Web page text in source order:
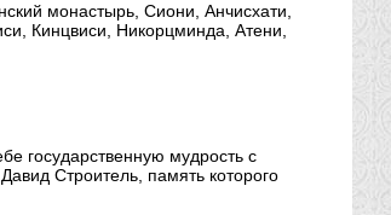
монастырь, Сиони, Анчисхати,
Кинцвиси, Никорцминда, Атени,
государственную мудрость с
Строитель, память которого